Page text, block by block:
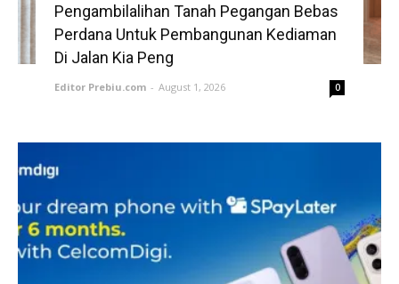
Pengambilalihan Tanah Pegangan Bebas
Perdana Untuk Pembangunan Kediaman
Di Jalan Kia Peng
Editor Prebiu.com - August 1, 2026 0